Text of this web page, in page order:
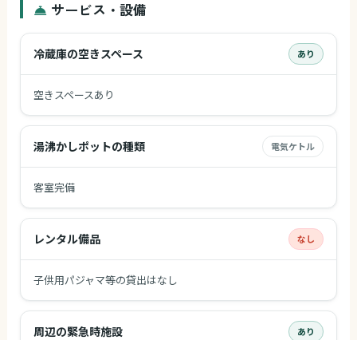
サービス・設備
冷蔵庫の空きスペース あり
空きスペースあり
湯沸かしポットの種類 電気ケトル
客室完備
レンタル備品 なし
子供用パジャマ等の貸出はなし
周辺の緊急時施設 あり